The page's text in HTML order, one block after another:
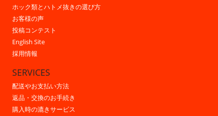
ホック類とハトメ抜きの選び方
お客様の声
投稿コンテスト
English Site
採用情報
SERVICES
配送やお支払い方法
返品・交換のお手続き
購入時の漉きサービス